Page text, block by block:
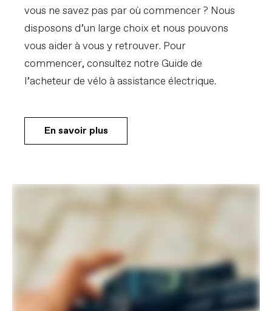
vous ne savez pas par où commencer ? Nous
disposons d’un large choix et nous pouvons
vous aider à vous y retrouver. Pour
commencer, consultez notre Guide de
l’acheteur de vélo à assistance électrique.
En savoir plus